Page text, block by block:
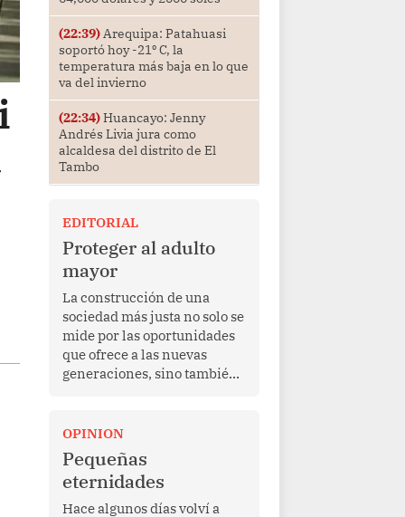
(22:39)Arequipa: Patahuasi
soportó hoy -21⁰ C, la
temperatura más baja en lo que
va del invierno
(22:34)Huancayo: Jenny
Andrés Livia jura como
alcaldesa del distrito de El
Tambo
EDITORIAL
Proteger al adulto
mayor
La construcción de una
sociedad más justa no solo se
mide por las oportunidades
que ofrece a las nuevas
generaciones, sino también
de una vida de esfuerzo y
trabajo, afrontan la vejez en
condiciones de
vulnerabilidad. El anuncio
formulado por la presidenta
OPINION
Pequeñas
eternidades
Hace algunos días volví a